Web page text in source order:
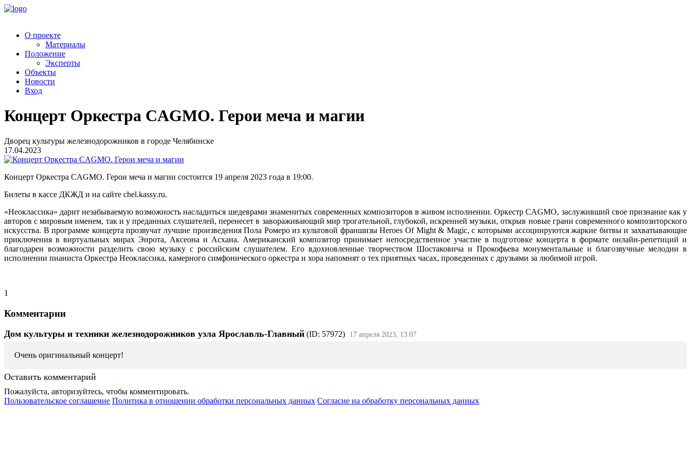
О проекте
Материалы
Положение
Эксперты
Объекты
Новости
Вход
Концерт Оркестра CAGMO. Герои меча и магии
Дворец культуры железнодорожников в городе Челябинске
17.04.2023
Концерт Оркестра CAGMO. Герои меча и магии состоится 19 апреля 2023 года в 19:00.
Билеты в кассе ДКЖД и на сайте chel.kassy.ru.
«Неоклассика» дарит незабываемую возможность насладиться шедеврами знаменитых современных композиторов в живом исполнении. Оркестр CAGMO, заслуживший свое признание как у
авторов с мировым именем, так и у преданных слушателей, перенесет в завораживающий мир трогательной, глубокой, искренней музыки, открыв новые грани современного композиторского
искусства. В программе концерта прозвучат лучшие произведения Пола Ромеро из культовой франшизы Heroes Of Might & Magic, с которыми ассоциируются жаркие битвы и захватывающие
приключения в виртуальных мирах Энрота, Аксеона и Асхана. Американский композитор принимает непосредственное участие в подготовке концерта в формате онлайн-репетиций и
благодарен возможности разделить свою музыку с российским слушателем. Его вдохновленные творчеством Шостаковича и Прокофьева монументальные и благозвучные мелодии в
исполнении пианиста Оркестра Неоклассика, камерного симфонического оркестра и хора напомнят о тех приятных часах, проведенных с друзьями за любимой игрой.
1
Комментарии
Дом культуры и техники железнодорожников узла Ярославль-Главный (ID: 57972) 17 апреля 2023, 13:07
Очень оригинальный концерт!
Оставить комментарий
Пожалуйста, авторизуйтесь, чтобы комментировать.
Пользовательское соглашение Политика в отношении обработки персональных данных Согласие на обработку персональных данных